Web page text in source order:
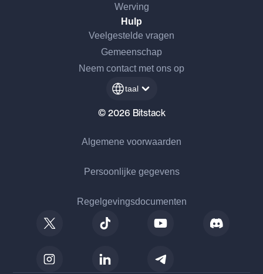
Werving
Hulp
Veelgestelde vragen
Gemeenschap
Neem contact met ons op
taal
© 2026 Bitstack
Algemene voorwaarden
Persoonlijke gegevens
Regelgevingsdocumenten